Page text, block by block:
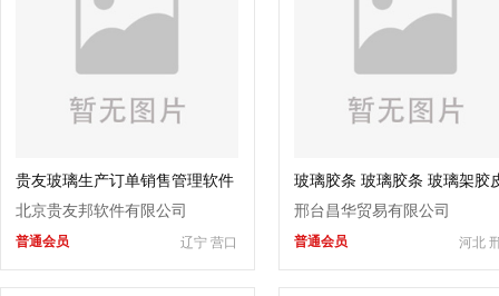
贵友玻璃生产订单销售管理软件
北京贵友邦软件有限公司
辽宁 营口
普通会员
玻璃胶条 玻璃胶条 玻璃架胶
邢台昌华贸易有限公司
河北
普通会员